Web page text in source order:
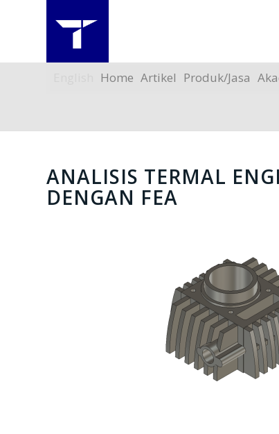
Home Artikel Produk/Jasa
ANALISIS TERMAL
DENGAN FEA